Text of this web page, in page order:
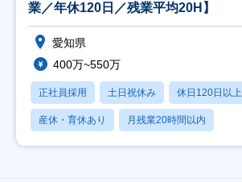
業／年休120日／残業平均20H】
愛知県
400万~550万
正社員採用 土日祝休み 休日120日以上
産休・育休あり 月残業20時間以内